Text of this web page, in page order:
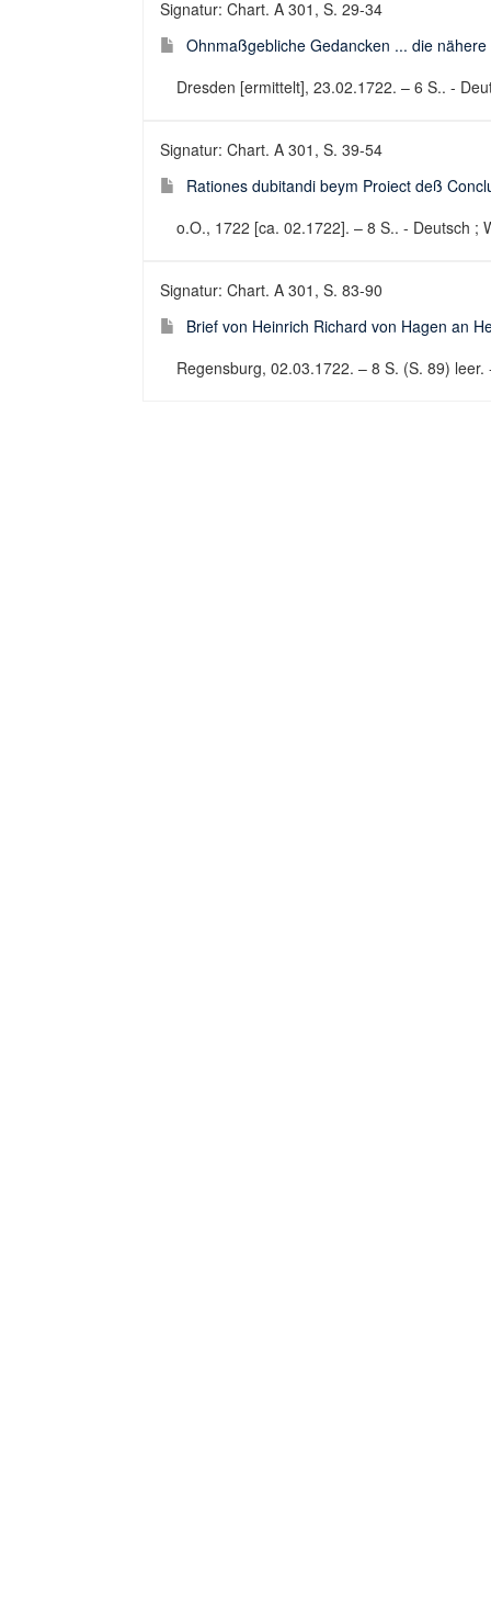
Signatur: Chart. A 301, S. 29-34
Ohnmaßgebliche Gedancken ... die
Dresden [ermittelt], 23.02.1722. – 6 S.. -
Signatur: Chart. A 301, S. 39-54
Rationes dubitandi beym Proiect deß
o.O., 1722 [ca. 02.1722]. – 8 S.. - Deutsch ;
Signatur: Chart. A 301, S. 83-90
Brief von Heinrich Richard von Hagen an
Regensburg, 02.03.1722. – 8 S. (S. 89)